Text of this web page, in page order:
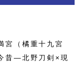
宮（橘重十九宮
昔―北野刀剣×現